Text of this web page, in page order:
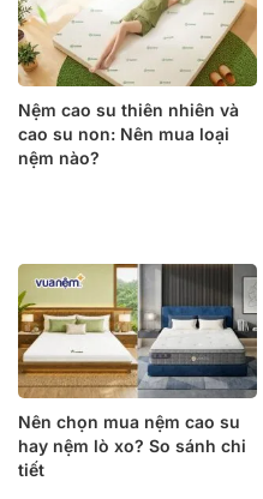
Nệm cao su thiên nhiên và
cao su non: Nên mua loại
nệm nào?
Nên chọn mua nệm cao su
hay nệm lò xo? So sánh chi
tiết